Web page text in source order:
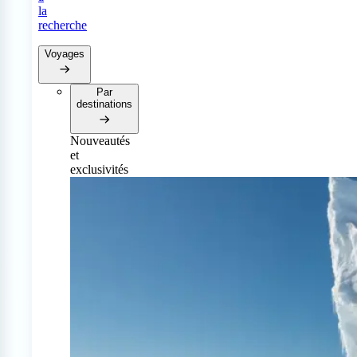
la
recherche
Voyages
Par
destinations
Nouveautés
et
exclusivités